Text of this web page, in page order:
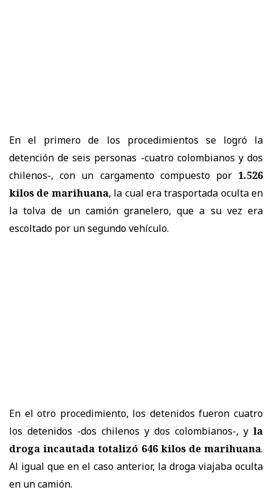
En el primero de los procedimientos se logró la
detención de seis personas -cuatro colombianos y dos
chilenos-, con un cargamento compuesto por 1.526
kilos de marihuana, la cual era trasportada oculta en
la tolva de un camión granelero, que a su vez era
escoltado por un segundo vehículo.
En el otro procedimiento, los detenidos fueron cuatro
los detenidos -dos chilenos y dos colombianos-, y la
droga incautada totalizó 646 kilos de marihuana.
Al igual que en el caso anterior, la droga viajaba oculta
en un camión.